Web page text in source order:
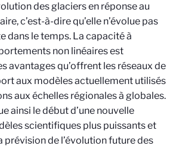
des glaciers en réponse au
c’est-à-dire qu’elle n’évolue pas
dans le temps. La capacité à
non linéaires est
avantages qu’offrent les réseaux de
aux modèles actuellement utilisés
aux échelles régionales à globales.
ainsi le début d’une nouvelle
scientifiques plus puissants et
prévision de l’évolution future des